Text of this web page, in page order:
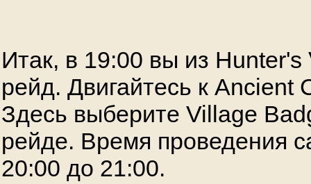
Итак, в 19:00 вы из Hunter's
рейд. Двигайтесь к Ancient
Здесь выберите Village
рейде. Время проведения
20:00 до 21:00.